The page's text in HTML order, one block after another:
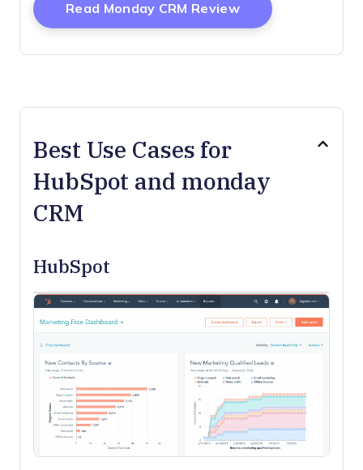
Read Monday CRM ReviewOpens New
Best Use Cases for
HubSpot and monday
CRM
HubSpot